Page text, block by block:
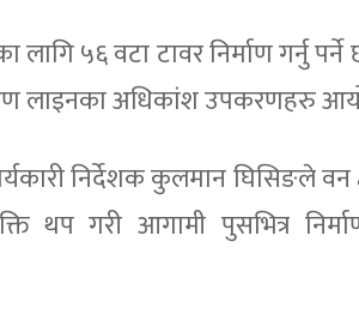
लागि ५६ वटा टावर निर्माण गर्नु
लाइनका अधिकांश उपकरणहरु
निर्देशक कुलमान घिसिङले
थप गरी आगामी पुसभित्र